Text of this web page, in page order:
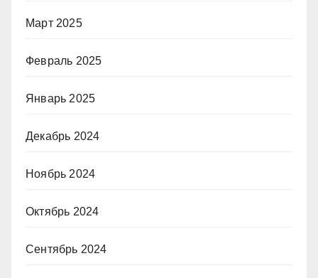
Март 2025
Февраль 2025
Январь 2025
Декабрь 2024
Ноябрь 2024
Октябрь 2024
Сентябрь 2024